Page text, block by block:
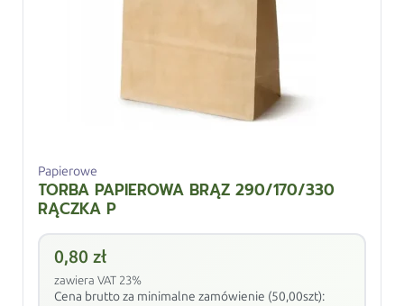
Papierowe
TORBA PAPIEROWA BRĄZ 290/170/330
RĄCZKA P
0,80zł
zawiera VAT 23%
Cena brutto za minimalne zamówienie (50,00szt):